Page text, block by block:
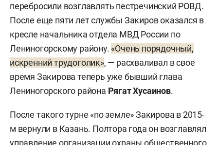
перебросили возглавлять пестречинский РОВД.
После еще пяти лет службы Закиров оказался в
кресле начальника отдела МВД России по
Лениногорскому району. «Очень порядочный,
искренний трудоголик», — расхваливал в свое
время Закирова теперь уже бывший глава
Лениногорского района Рягат Хусаинов.
После такого турне «по земле» Закирова в 2015-
м вернули в Казань. Полтора года он возглавлял